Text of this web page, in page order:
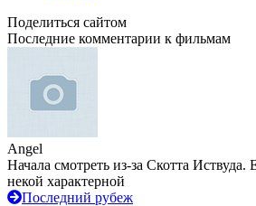
Поделиться сайтом
Последние комментарии к фильмам
Angel
Начала смотреть из-за Скотта Иствуда.
некой характерной
Последний рубеж